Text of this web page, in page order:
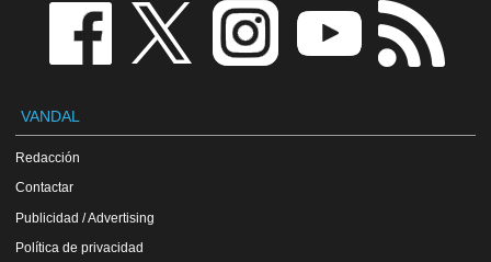
VANDAL
Redacción
Contactar
Publicidad / Advertising
Política de privacidad